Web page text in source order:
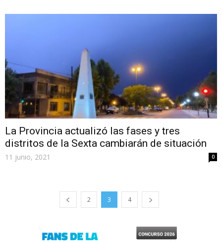
La Provincia actualizó las fases y tres
distritos de la Sexta cambiarán de situación
11 junio, 2021 0
2 3 4